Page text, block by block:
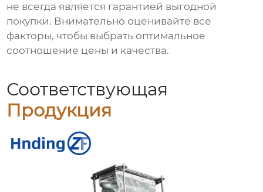
не всегда является гарантией выгодной
покупки. Внимательно оценивайте все
факторы, чтобы выбрать оптимальное
соотношение цены и качества.
Соответствующая
Продукция